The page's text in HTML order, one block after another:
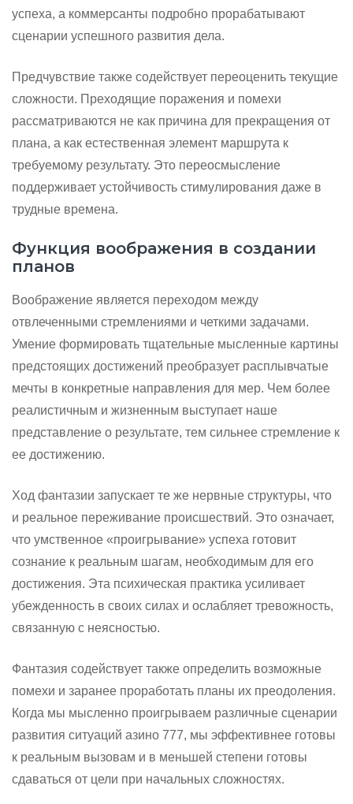
успеха, а коммерсанты подробно прорабатывают
сценарии успешного развития дела.
Предчувствие также содействует переоценить текущие
сложности. Преходящие поражения и помехи
рассматриваются не как причина для прекращения от
плана, а как естественная элемент маршрута к
требуемому результату. Это переосмысление
поддерживает устойчивость стимулирования даже в
трудные времена.
Функция воображения в создании
планов
Воображение является переходом между
отвлеченными стремлениями и четкими задачами.
Умение формировать тщательные мысленные картины
предстоящих достижений преобразует расплывчатые
мечты в конкретные направления для мер. Чем более
реалистичным и жизненным выступает наше
представление о результате, тем сильнее стремление к
ее достижению.
Ход фантазии запускает те же нервные структуры, что
и реальное переживание происшествий. Это означает,
что умственное «проигрывание» успеха готовит
сознание к реальным шагам, необходимым для его
достижения. Эта психическая практика усиливает
убежденность в своих силах и ослабляет тревожность,
связанную с неясностью.
Фантазия содействует также определить возможные
помехи и заранее проработать планы их преодоления.
Когда мы мысленно проигрываем различные сценарии
развития ситуаций азино 777, мы эффективнее готовы
к реальным вызовам и в меньшей степени готовы
сдаваться от цели при начальных сложностях.